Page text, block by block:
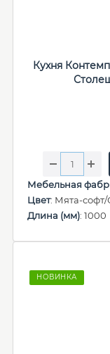
Кухня
Мебельная
Цвет: Мята-софт/
Длина (мм): 1000
НОВИНКА